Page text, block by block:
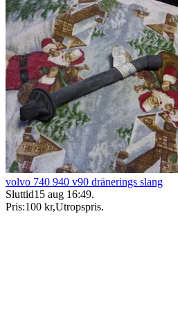
volvo 740 940 v90 dränerings slang
Sluttid15 aug 16:49.
Pris:100 kr,Utropspris.